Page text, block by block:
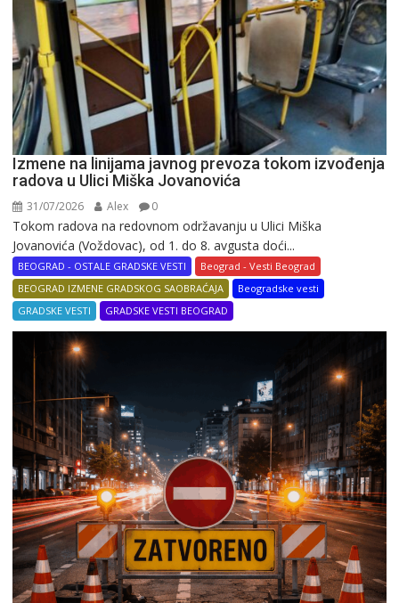
Izmene na linijama javnog prevoza tokom izvođenja
radova u Ulici Miška Jovanovića
31/07/2026 Alex 0
Tokom radova na redovnom održavanju u Ulici Miška
Jovanovića (Voždovac), od 1. do 8. avgusta doći...
BEOGRAD - OSTALE GRADSKE VESTI
Beograd - Vesti Beograd
BEOGRAD IZMENE GRADSKOG SAOBRAĆAJA
Beogradske vesti
GRADSKE VESTI
GRADSKE VESTI BEOGRAD